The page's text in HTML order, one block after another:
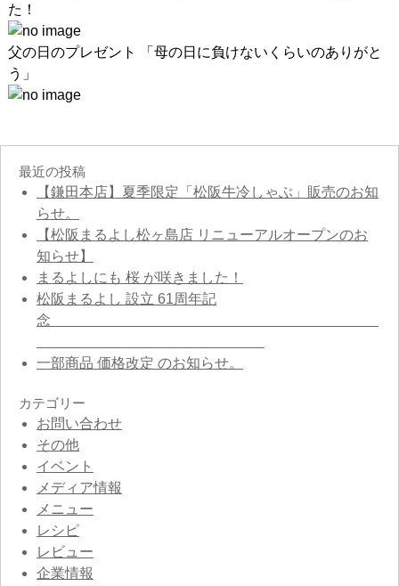
た！
父の日のプレゼント 「母の日に負けないくらいのありがと
う」
最近の投稿
【鎌田本店】夏季限定「松阪牛冷しゃぶ」販売のお知
らせ。
【松阪まるよし松ヶ島店 リニューアルオープンのお
知らせ】
まるよしにも 桜 が咲きました！
松阪まるよし 設立 61周年記
念
一部商品 価格改定 のお知らせ。
カテゴリー
お問い合わせ
その他
イベント
メディア情報
メニュー
レシピ
レビュー
企業情報